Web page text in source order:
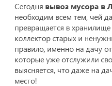
Сегодня вывоз мусора в
необходим всем тем, чей
превращается в
коллектор старых и
правило, именно на дачу
которые уже отслужили
выясняется, что даже на
место!